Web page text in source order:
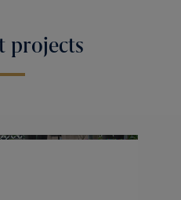
projects